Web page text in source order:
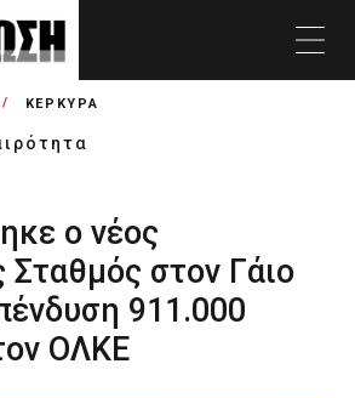
ΚΕΡΚΥΡΑ
ο νέος
Σταθμός στον Γάιο
911.000
ΟΛΚΕ